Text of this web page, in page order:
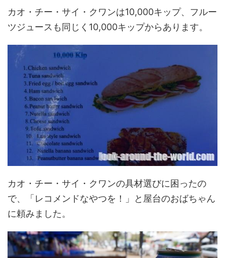
カオ・チー・サイ・クワンは10,000キップ、フルー
ツジュースも同じく10,000キップからあります。
カオ・チー・サイ・クワンの具材選びに困ったの
で、「レコメンドなやつを！」と屋台のおばちゃん
に頼みました。